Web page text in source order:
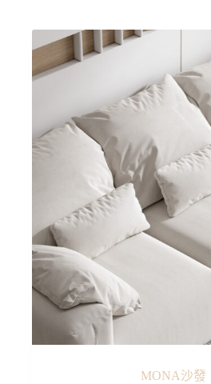
MONA沙發